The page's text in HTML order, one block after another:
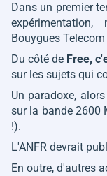
Dans un premier
Bouygues
Du côté de Free,
sur les sujets qui
Un paradoxe,
sur la bande 2600
!).
L'ANFR devrait
En outre, d'autres